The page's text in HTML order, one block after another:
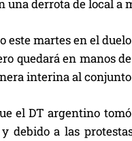
derrota de local a
martes en el
quedará en manos
interina al
el DT argentino
debido a las